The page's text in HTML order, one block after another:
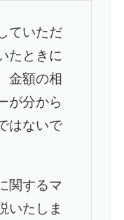
ていただ
たときに
金額の相
が分から
はないで
関するマ
いたしま